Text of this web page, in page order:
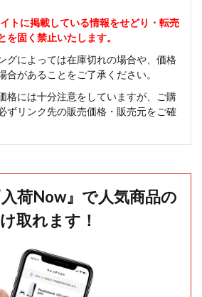
トに掲載している情報をせどり・転売
を固く禁止いたします。
グによっては在庫切れの場合や、価格
合があることをご了承ください。
格には十分注意をしていますが、ご購
ずリンク先の販売価格・販売元をご確
荷Now』で人気商品の
取れます！